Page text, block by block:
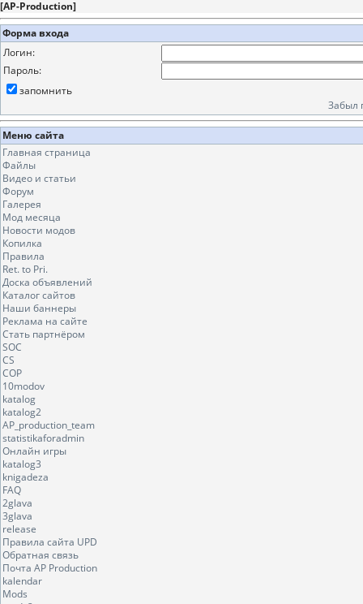
[AP-Production]
Форма входа
Логин:
Пароль:
запомнить
Забыл
Меню сайта
Главная страница
Файлы
Видео и статьи
Форум
Галерея
Мод месяца
Новости модов
Копилка
Правила
Ret. to Pri.
Доска объявлений
Каталог сайтов
Наши баннеры
Реклама на сайте
Стать партнёром
SOC
CS
COP
10modov
katalog
katalog2
AP_production_team
statistikaforadmin
Онлайн игры
katalog3
knigadeza
FAQ
2glava
3glava
release
Правила сайта UPD
Обратная связь
Почта AP Production
kalendar
Mods